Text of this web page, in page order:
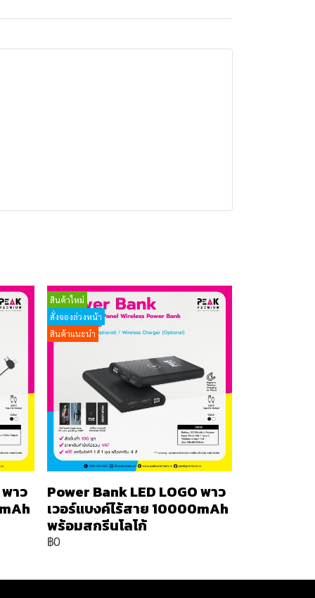
พาว
สินค้าใหม่
สั่งจองล่วงหน้า
สินค้าแนะนำ
Power Bank LED LOGO พาว
เวอร์แบงค์ไร้สาย 10000mAh
พร้อมสกรีนโลโก้
฿0